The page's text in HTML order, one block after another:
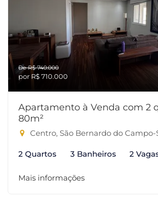
De R$ 740.000
por R$ 710.000
Apartamento à Venda com 2
80m²
Centro, São Bernardo do Campo-
2 Quartos 3 Banheiros 2
Mais informações